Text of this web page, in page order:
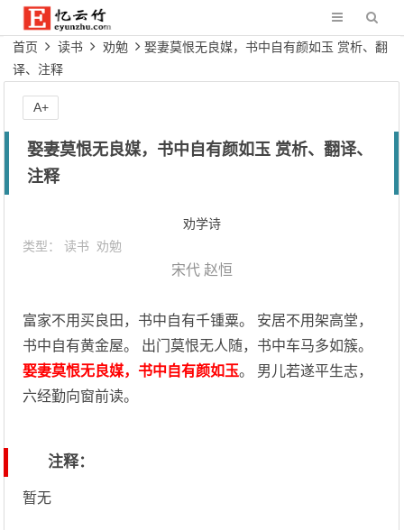
首页 读书 劝勉
娶妻莫恨无良媒，书中自有颜如玉 赏析、翻
译、注释
娶妻莫恨无良媒，书中自有颜如玉 赏析、翻译、
注释
劝学诗
类型：读书 劝勉
宋代 赵恒
富家不用买良田，书中自有千锺粟。 安居不用架高堂，
书中自有黄金屋。 出门莫恨无人随，书中车马多如簇。
娶妻莫恨无良媒，书中自有颜如玉。 男儿若遂平生志，
六经勤向窗前读。
注释：
暂无
A+